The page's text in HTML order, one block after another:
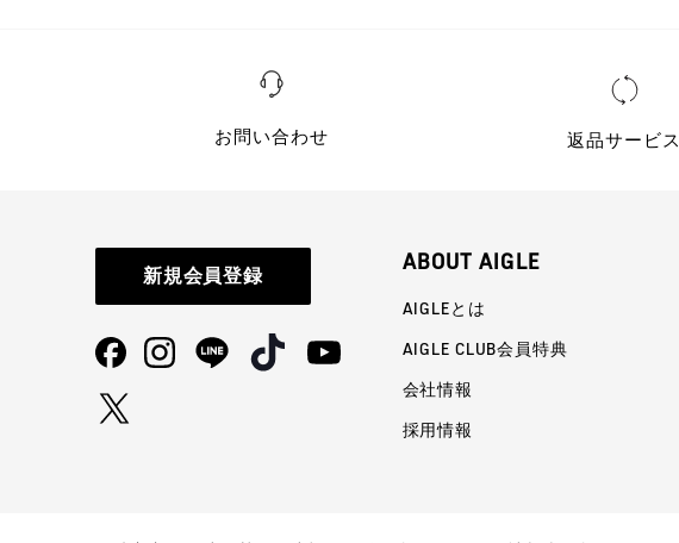
お問い合わせ 返品サービス
新規会員登録
ABOUT AIGLE
AIGLEとは
AIGLE CLUB会員特典
会社情報
採用情報